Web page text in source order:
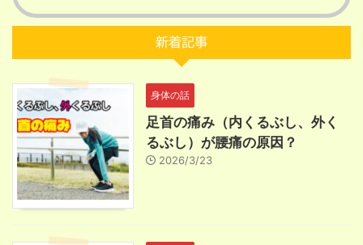
新着記事
身体の話
足首の痛み（内くるぶし、外く
るぶし）が腰痛の原因？
2026/3/23